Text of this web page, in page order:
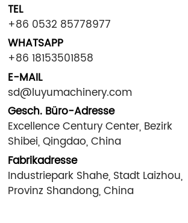
TEL
+86 0532 85778977
WHATSAPP
+86 18153501858
E-MAIL
sd@luyumachinery.com
Gesch. Büro-Adresse
Excellence Century Center, Bezirk
Shibei, Qingdao, China
Fabrikadresse
Industriepark Shahe, Stadt Laizhou,
Provinz Shandong, China